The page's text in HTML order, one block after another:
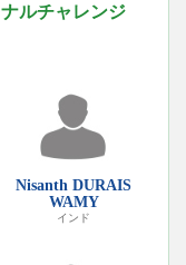
ルチャレンジ
Nisanth DURAIS
WAMY
インド